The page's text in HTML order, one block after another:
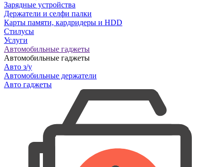
Зарядные устройства
Держатели и селфи палки
Карты памяти, кардридеры и HDD
Стилусы
Услуги
Автомобильные гаджеты
Автомобильные гаджеты
Авто з/у
Автомобильные держатели
Авто гаджеты